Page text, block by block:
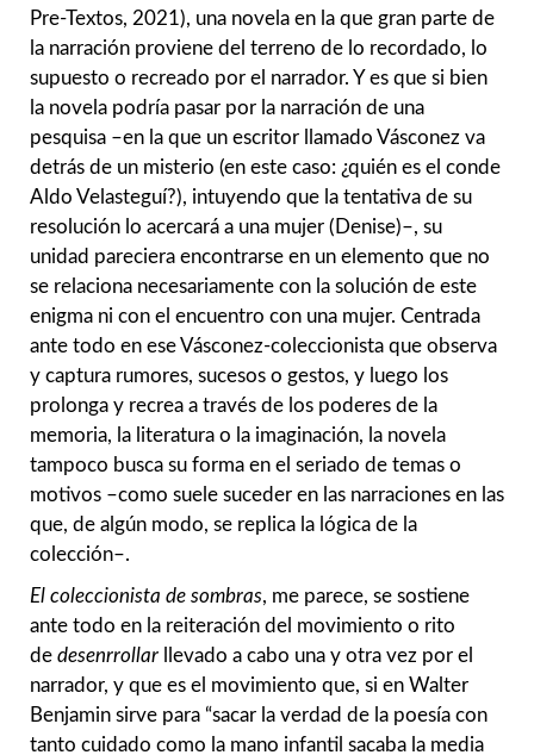
Pre-Textos, 2021), una novela en la que gran parte de
la narración proviene del terreno de lo recordado, lo
supuesto o recreado por el narrador. Y es que si bien
la novela podría pasar por la narración de una
pesquisa –en la que un escritor llamado Vásconez va
detrás de un misterio (en este caso: ¿quién es el conde
Aldo Velasteguí?), intuyendo que la tentativa de su
resolución lo acercará a una mujer (Denise)–, su
unidad pareciera encontrarse en un elemento que no
se relaciona necesariamente con la solución de este
enigma ni con el encuentro con una mujer. Centrada
ante todo en ese Vásconez-coleccionista que observa
y captura rumores, sucesos o gestos, y luego los
prolonga y recrea a través de los poderes de la
memoria, la literatura o la imaginación, la novela
tampoco busca su forma en el seriado de temas o
motivos –como suele suceder en las narraciones en las
que, de algún modo, se replica la lógica de la
colección–.
El coleccionista de sombras, me parece, se sostiene
ante todo en la reiteración del movimiento o rito
de desenrrollar llevado a cabo una y otra vez por el
narrador, y que es el movimiento que, si en Walter
Benjamin sirve para “sacar la verdad de la poesía con
tanto cuidado como la mano infantil sacaba la media